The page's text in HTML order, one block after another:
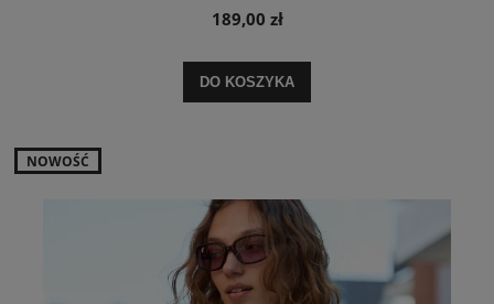
189,00 zł
DO KOSZYKA
NOWOŚĆ